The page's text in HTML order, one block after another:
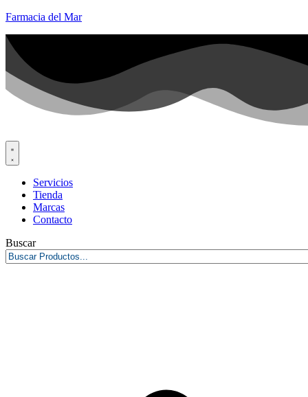
Farmacia del Mar
Servicios
Tienda
Marcas
Contacto
Buscar